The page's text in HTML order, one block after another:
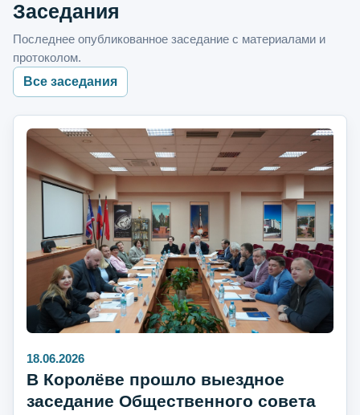
Заседания
Последнее опубликованное заседание с материалами и
протоколом.
Все заседания
18.06.2026
В Королёве прошло выездное
заседание Общественного совета